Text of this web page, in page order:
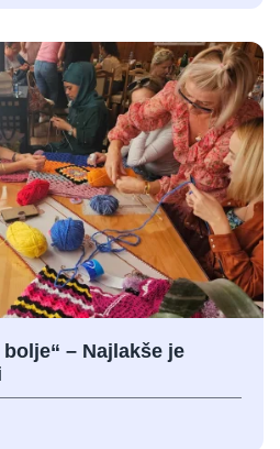
– Najlakše je